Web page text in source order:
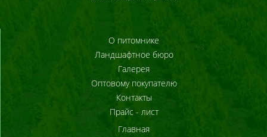
О питомнике
Ландшафтное бюро
Галерея
Оптовому покупателю
Контакты
Прайс - лист
Главная